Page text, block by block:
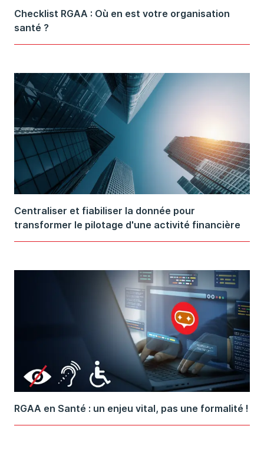
Checklist RGAA : Où en est votre organisation
santé ?
Centraliser et fiabiliser la donnée pour
transformer le pilotage d'une activité financière
RGAA en Santé : un enjeu vital, pas une formalité !